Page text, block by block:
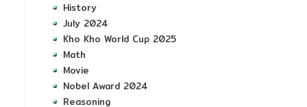
History
July 2024
Kho Kho World Cup 2025
Math
Movie
Nobel Award 2024
Reasoning